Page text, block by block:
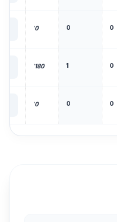
0
0
0'
0
1
180'
0
0
0'